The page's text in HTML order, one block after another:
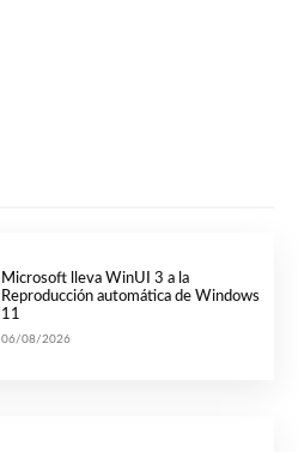
Microsoft lleva WinUI 3 a la
Reproducción automática de Windows
11
06/08/2026